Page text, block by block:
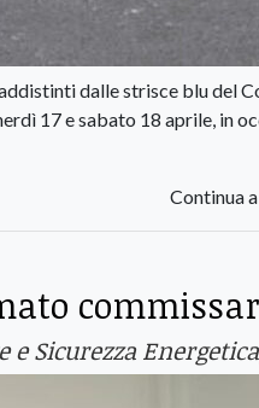
dalle strisce blu del
17 e sabato 18 aprile, in
Continua
Sicurezza